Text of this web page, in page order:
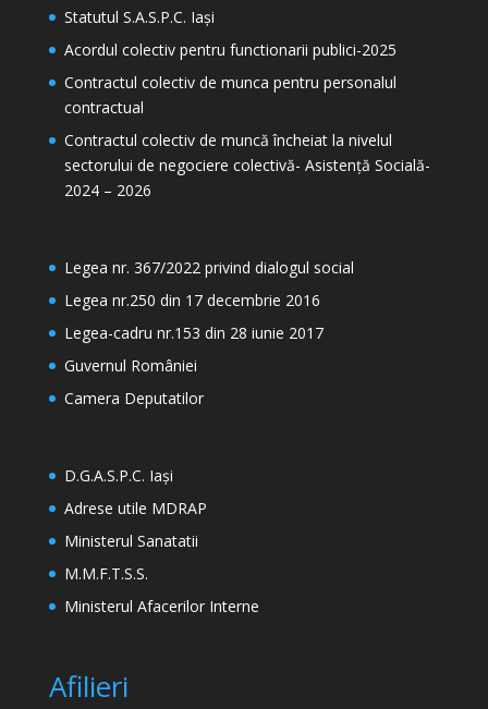
Statutul S.A.S.P.C. Iași
Acordul colectiv pentru functionarii publici-2025
Contractul colectiv de munca pentru personalul
contractual
Contractul colectiv de muncă încheiat la nivelul
sectorului de negociere colectivă- Asistență Socială-
2024 – 2026
Legea nr. 367/2022 privind dialogul social
Legea nr.250 din 17 decembrie 2016
Legea-cadru nr.153 din 28 iunie 2017
Guvernul României
Camera Deputatilor
D.G.A.S.P.C. Iași
Adrese utile MDRAP
Ministerul Sanatatii
M.M.F.T.S.S.
Ministerul Afacerilor Interne
Afilieri